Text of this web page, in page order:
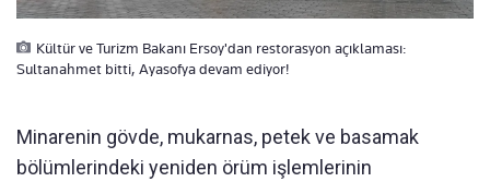
Kültür ve Turizm Bakanı Ersoy'dan restorasyon açıklaması:
Sultanahmet bitti, Ayasofya devam ediyor!
Minarenin gövde, mukarnas, petek ve basamak
bölümlerindeki yeniden örüm işlemlerinin